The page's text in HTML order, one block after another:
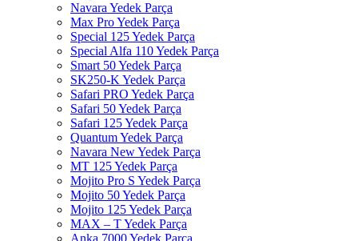
Navara Yedek Parça
Max Pro Yedek Parça
Special 125 Yedek Parça
Special Alfa 110 Yedek Parça
Smart 50 Yedek Parça
SK250-K Yedek Parça
Safari PRO Yedek Parça
Safari 50 Yedek Parça
Safari 125 Yedek Parça
Quantum Yedek Parça
Navara New Yedek Parça
MT 125 Yedek Parça
Mojito Pro S Yedek Parça
Mojito 50 Yedek Parça
Mojito 125 Yedek Parça
MAX – T Yedek Parça
Anka 7000 Yedek Parça